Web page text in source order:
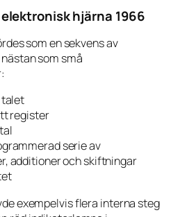
hjärna 1966
som en sekvens av
som små
talet
register
serie av
additioner och skiftningar
exempelvis flera interna steg